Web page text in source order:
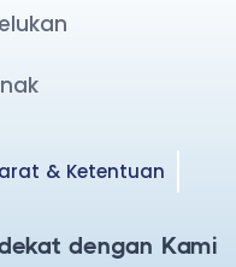
& Ketentuan
dengan Kami